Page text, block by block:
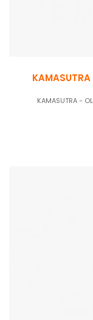
KAMASUTRA -